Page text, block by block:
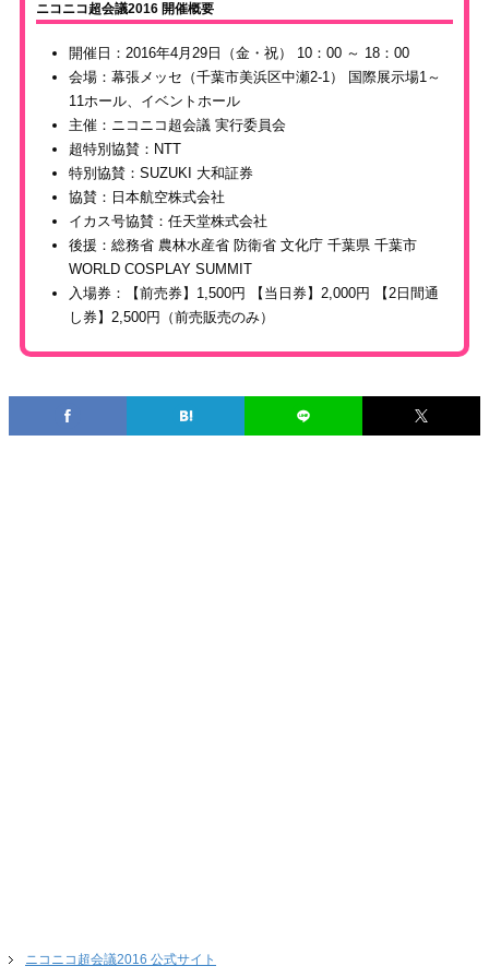
ニコニコ超会議2016 開催概要
開催日：2016年4月29日（金・祝） 10：00 ～ 18：00
会場：幕張メッセ（千葉市美浜区中瀬2-1） 国際展示場1～
11ホール、イベントホール
主催：ニコニコ超会議 実行委員会
超特別協賛：NTT
特別協賛：SUZUKI 大和証券
協賛：日本航空株式会社
イカス号協賛：任天堂株式会社
後援：総務省 農林水産省 防衛省 文化庁 千葉県 千葉市
WORLD COSPLAY SUMMIT
入場券：【前売券】1,500円 【当日券】2,000円 【2日間通
し券】2,500円（前売販売のみ）
ニコニコ超会議2016 公式サイト